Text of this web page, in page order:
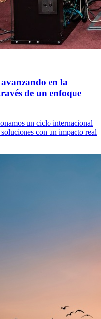
en la
de un enfoque
un ciclo internacional
con un impacto real